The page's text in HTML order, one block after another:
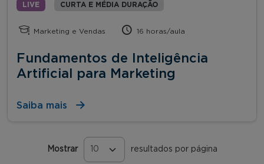
LIVE CURTA E MÉDIA DURAÇÃO
Marketing e Vendas 16 horas/aula
Fundamentos de Inteligência
Artificial para Marketing
Saiba mais
Mostrar resultados por página